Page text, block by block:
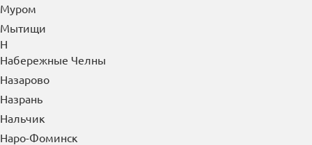
Московский
Мурманск
Муром
Мытищи
Н
Набережные Челны
Назарово
Назрань